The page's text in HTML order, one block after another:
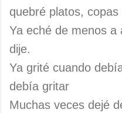
quebré platos,
Ya eché de menos a
dije.
Ya grité cuando
debía gritar
Muchas veces dejé